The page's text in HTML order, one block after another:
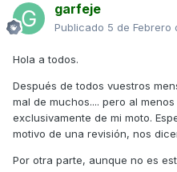
garfeje
Publicado 5 de Febrero
Hola a todos.
Después de todos vuestros
mal de muchos.... pero al
exclusivamente de mi moto.
motivo de una revisión, nos
Por otra parte, aunque no es